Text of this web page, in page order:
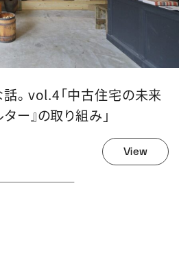
。 vol.4「中古住宅の未来
ー』の取り組み」
View